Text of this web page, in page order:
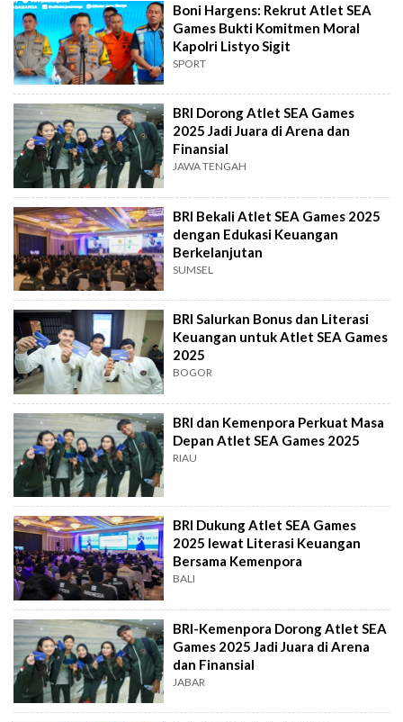
Boni Hargens: Rekrut Atlet SEA
Games Bukti Komitmen Moral
Kapolri Listyo Sigit
SPORT
BRI Dorong Atlet SEA Games
2025 Jadi Juara di Arena dan
Finansial
JAWA TENGAH
BRI Bekali Atlet SEA Games 2025
dengan Edukasi Keuangan
Berkelanjutan
SUMSEL
BRI Salurkan Bonus dan Literasi
Keuangan untuk Atlet SEA Games
2025
BOGOR
BRI dan Kemenpora Perkuat Masa
Depan Atlet SEA Games 2025
RIAU
BRI Dukung Atlet SEA Games
2025 lewat Literasi Keuangan
Bersama Kemenpora
BALI
BRI-Kemenpora Dorong Atlet SEA
Games 2025 Jadi Juara di Arena
dan Finansial
JABAR